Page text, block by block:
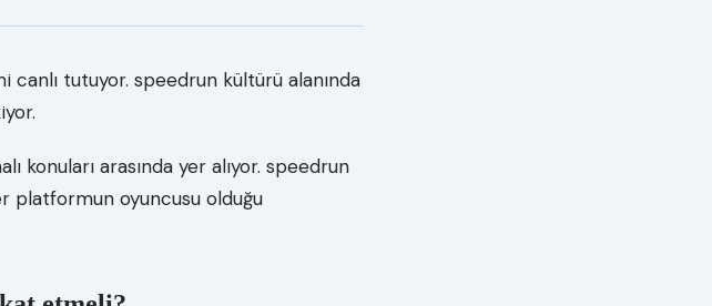
tutuyor. speedrun kültürü alanında
konuları arasında yer alıyor. speedrun
platformun oyuncusu olduğu